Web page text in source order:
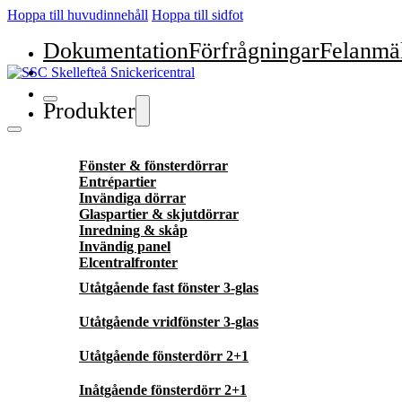
Hoppa till huvudinnehåll Hoppa till sidfot
DokumentationFörfrågningar
Produkter
Fönster & fönsterdörrar
Entrépartier
Invändiga dörrar
Glaspartier & skjutdörrar
Inredning & skåp
Invändig panel
Elcentralfronter
Utåtgående fast fönster 3-glas
Utåtgående vridfönster 3-glas
Utåtgående fönsterdörr 2+1
Inåtgående fönsterdörr 2+1